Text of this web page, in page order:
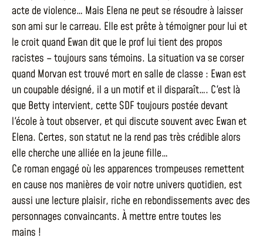
acte de violence… Mais Elena ne peut se résoudre à laisser
son ami sur le carreau. Elle est prête à témoigner pour lui et
le croit quand Ewan dit que le prof lui tient des propos
racistes – toujours sans témoins. La situation va se corser
quand Morvan est trouvé mort en salle de classe : Ewan est
un coupable désigné, il a un motif et il disparaît…. C'est là
que Betty intervient, cette SDF toujours postée devant
l'école à tout observer, et qui discute souvent avec Ewan et
Elena. Certes, son statut ne la rend pas très crédible alors
elle cherche une alliée en la jeune fille…
Ce roman engagé où les apparences trompeuses remettent
en cause nos manières de voir notre univers quotidien, est
aussi une lecture plaisir, riche en rebondissements avec des
personnages convaincants. À mettre entre toutes les
mains !